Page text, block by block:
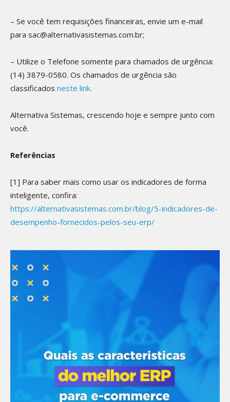
– Se você tem requisições financeiras, envie um e-mail
para sac@alternativasistemas.com.br;
– Utilize o Telefone somente para chamados de urgência:
(14) 3879-0580. Os chamados de urgência são
classificados neste link.
Alternativa Sistemas, crescendo hoje e sempre junto com
você.
Referências
[1] Para saber mais como usar os indicadores de forma
inteligente, confira:
https://alternativasistemas.com.br/blog/5-indicadores-de-
desempenho-fornecidos-pelos-seu-erp/